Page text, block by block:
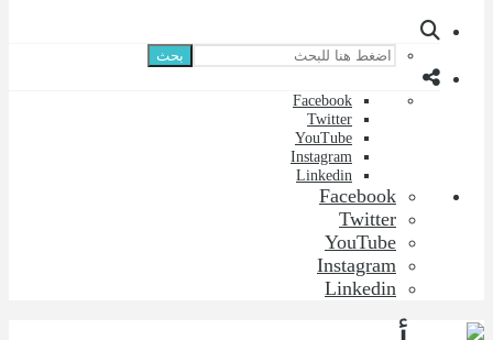
بحث
Facebook
Twitter
YouTube
Instagram
Linkedin
Facebook
Twitter
YouTube
Instagram
Linkedin